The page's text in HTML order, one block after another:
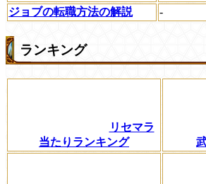
ジョブの転職方法の解説
-
ランキング
リセマラ
当たりランキング